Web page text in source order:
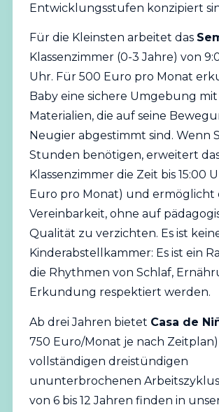
Entwicklungsstufen konzipiert
Für die Kleinsten arbeitet das
Klassenzimmer (0-3 Jahre) von
Uhr. Für 500 Euro pro Monat
Baby eine sichere Umgebung mit
Materialien, die auf seine
Neugier abgestimmt sind. Wenn
Stunden benötigen, erweitert
Klassenzimmer die Zeit bis 15:00
Euro pro Monat) und ermöglicht
Vereinbarkeit, ohne auf
Qualität zu verzichten. Es ist
Kinderabstellkammer: Es ist ein
die Rhythmen von Schlaf,
Erkundung respektiert werden.
Ab drei Jahren bietet Casa de
750 Euro/Monat je nach
vollständigen dreistündigen
ununterbrochenen
von 6 bis 12 Jahren finden in